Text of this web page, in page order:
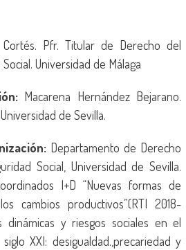
Pfr. Titular de Derecho del
Universidad de Málaga
Macarena Hernández Bejarano.
de Sevilla.
Departamento de Derecho
Social, Universidad de Sevilla.
I+D “Nuevas formas de
cambios productivos”(RTI 2018-
dinámicas y riesgos sociales en el
XXI: desigualdad.,precariedad y